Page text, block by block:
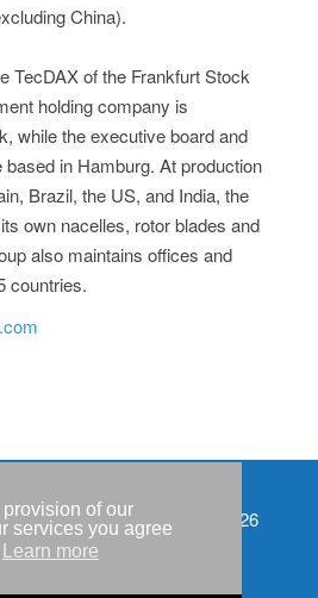
of our
services you agree
Learn more
China).
TecDAX of the Frankfurt Stock
holding company is
while the executive board and
in Hamburg. At production
Brazil, the US, and India, the
own nacelles, rotor blades and
also maintains offices and
countries.
Copyright © IWR 2026